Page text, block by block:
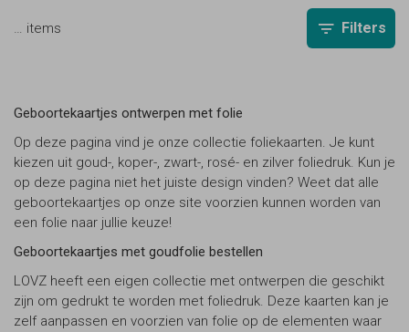
… items Filters
Geboortekaartjes ontwerpen met folie
Op deze pagina vind je onze collectie foliekaarten. Je kunt
kiezen uit goud-, koper-, zwart-, rosé- en zilver foliedruk. Kun je
op deze pagina niet het juiste design vinden? Weet dat alle
geboortekaartjes op onze site voorzien kunnen worden van
een folie naar jullie keuze!
Geboortekaartjes met goudfolie bestellen
LOVZ heeft een eigen collectie met ontwerpen die geschikt
zijn om gedrukt te worden met foliedruk. Deze kaarten kan je
zelf aanpassen en voorzien van folie op de elementen waar